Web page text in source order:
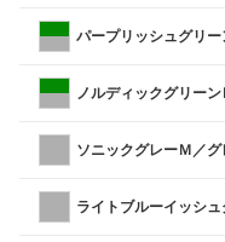
パープリッシュグリ
ノルディックグリー
ソニックグレーＭ／グ
ライトブルーイッシ